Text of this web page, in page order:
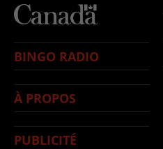
BINGO RADIO
À PROPOS
PUBLICITÉ